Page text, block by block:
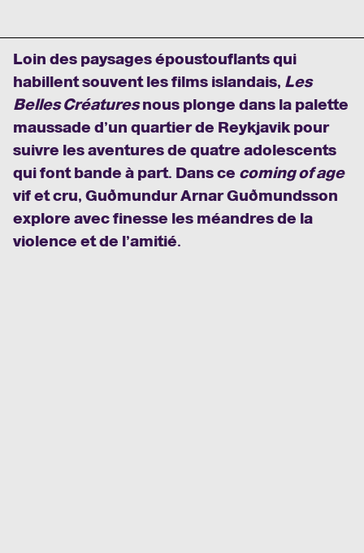
Loin des paysages époustouflants qui
habillent souvent les films islandais, Les
Belles Créaturesnous plonge dans la palette
maussade d’un quartier de Reykjavik pour
suivre les aventures de quatre adolescents
qui font bande à part. Dans ce coming of age
vif et cru, Guðmundur Arnar Guðmundsson
explore avec finesse les méandres de la
violence et de l’amitié.